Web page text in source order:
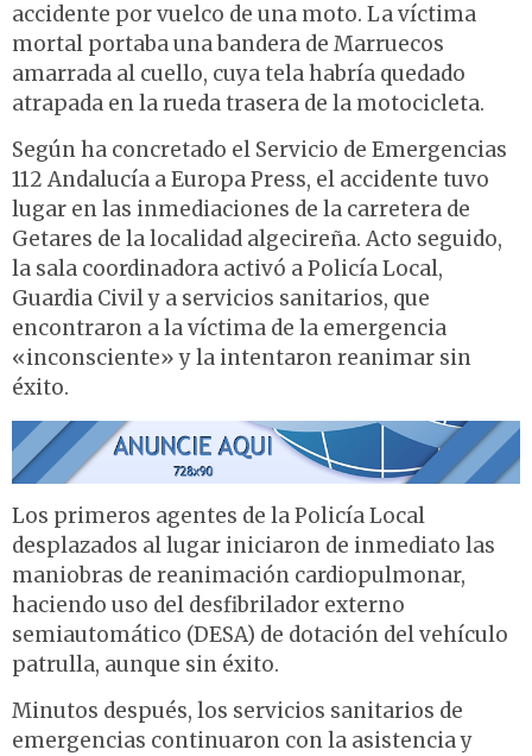
accidente por vuelco de una moto. La víctima
mortal portaba una bandera de Marruecos
amarrada al cuello, cuya tela habría quedado
atrapada en la rueda trasera de la motocicleta.
Según ha concretado el Servicio de Emergencias
112 Andalucía a Europa Press, el accidente tuvo
lugar en las inmediaciones de la carretera de
Getares de la localidad algecireña. Acto seguido,
la sala coordinadora activó a Policía Local,
Guardia Civil y a servicios sanitarios, que
encontraron a la víctima de la emergencia
«inconsciente» y la intentaron reanimar sin
éxito.
Los primeros agentes de la Policía Local
desplazados al lugar iniciaron de inmediato las
maniobras de reanimación cardiopulmonar,
haciendo uso del desfibrilador externo
semiautomático (DESA) de dotación del vehículo
patrulla, aunque sin éxito.
Minutos después, los servicios sanitarios de
emergencias continuaron con la asistencia y